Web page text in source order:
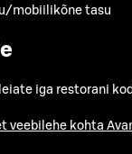
mobiilikõne tasu
iga restorani
veebilehe kohta